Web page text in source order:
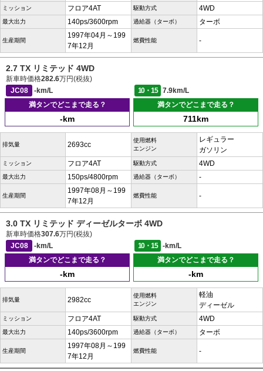
ミッション フロア4AT 駆動方式 4WD
最大出力 140ps/3600rpm 過給器（ターボ） ターボ
生産期間
1997年04月～199
7年12月
燃費性能 -
2.7 TX リミテッド 4WD
新車時価格282.6万円(税抜)
JC08
-km/L 10・15
7.9km/L
満タンでどこまで走る？
-km
満タンでどこまで走る？
711km
排気量 2693cc
使用燃料
エンジン
レギュラー
ガソリン
ミッション フロア4AT 駆動方式 4WD
最大出力 150ps/4800rpm 過給器（ターボ） -
生産期間
1997年08月～199
7年12月
燃費性能 -
3.0 TX リミテッド ディーゼルターボ 4WD
新車時価格307.6万円(税抜)
JC08
-km/L 10・15
-km/L
満タンでどこまで走る？
-km
満タンでどこまで走る？
-km
排気量 2982cc
使用燃料
エンジン
軽油
ディーゼル
ミッション フロア4AT 駆動方式 4WD
最大出力 140ps/3600rpm 過給器（ターボ） ターボ
生産期間
1997年08月～199
7年12月
燃費性能 -